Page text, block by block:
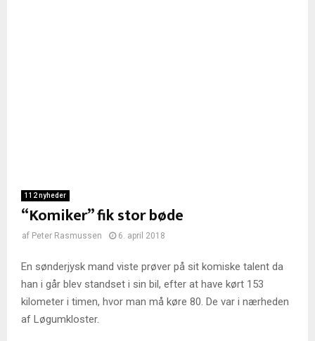
112 nyheder
“Komiker” fik stor bøde
af Peter Rasmussen 6. april 2018
En sønderjysk mand viste prøver på sit komiske talent da
han i går blev standset i sin bil, efter at have kørt 153
kilometer i timen, hvor man må køre 80. De var i nærheden
af Løgumkloster.